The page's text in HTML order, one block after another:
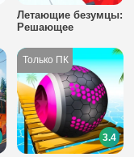
Летающие безумцы:
Решающее
3.4